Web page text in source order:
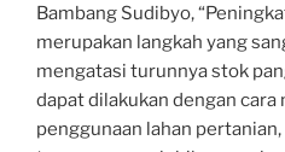
Bambang Sudibyo,
merupakan langkah yang
mengatasi turunnya stok
dapat dilakukan dengan
penggunaan lahan